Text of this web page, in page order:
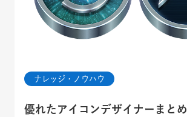
ナレッジ・ノウハウ
優れたアイコンデザイナーまとめ